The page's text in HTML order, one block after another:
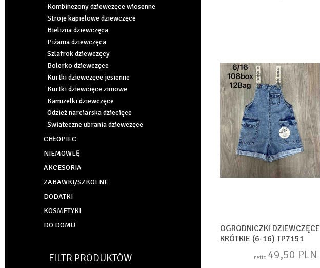
Kombinezony dziewczęce wiosenne
Stroje kąpielowe dziewczęce
Bielizna dziewczęca
Piżama dziewczęca
Szlafrok dziewczęcy
Bolerko dziewczęce
Kurtki dziewczęce jesienne
Kurtki dziewcięce zimowe
Kamizelki dziewczęce
Odzież narciarska dziecięce
Świąteczne ubrania dziewczęce
CHŁOPIEC
NIEMOWLĘ
AKCESORIA
ZABAWKI/SZKOLNE
DODATKI
KOSMETYKI
DO DOMU
FILTR PRODUKTÓW
OGRODNICZKI DZIEWCZĘCE
KRÓTKIE (6-16) TP7151
netto 49,50 PLN